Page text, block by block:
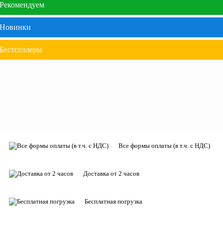
Рекомендуем
Новинки
Бестселлеры
Все формы оплаты (в т.ч. с НДС)
Доставка от 2 часов
Бесплатная погрузка